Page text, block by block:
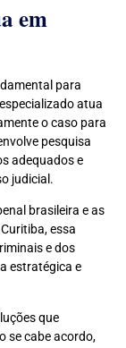
em
para
atua
o caso para
pesquisa
adequados e
judicial.
brasileira e as
essa
e dos
estratégica e
que
se cabe acordo,